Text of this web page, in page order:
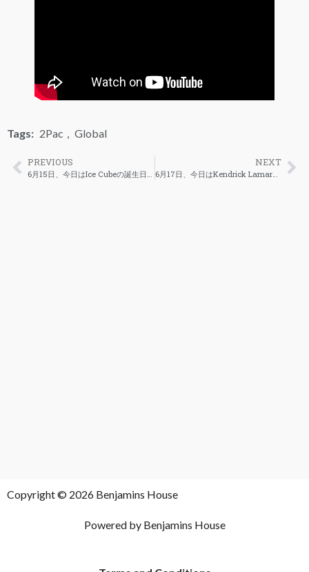
Tags: 2Pac Global
PREVIOUS NEXT
6月17日、今日はKendrick Lamarの誕生日。コンプトンが生んだ、Hip-Hop史上最高の詩人
Copyright © 2026 Benjamins House
Powered by Benjamins House